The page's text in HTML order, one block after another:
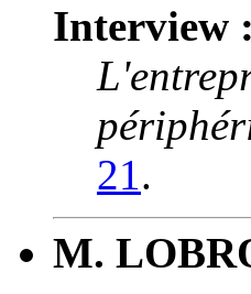
Interview :
21.
M.